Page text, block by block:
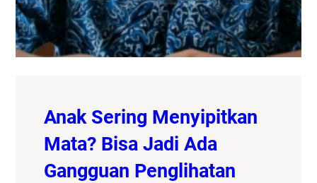
Anak Sering Menyipitkan
Mata? Bisa Jadi Ada
Gangguan Penglihatan